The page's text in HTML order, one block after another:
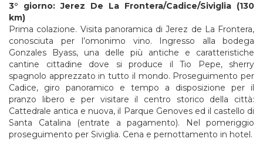
3° giorno: Jerez De La Frontera/Cadice/Siviglia (130
km)
Prima colazione. Visita panoramica di Jerez de La Frontera,
conosciuta per l’omonimo vino. Ingresso alla bodega
Gonzales Byass, una delle più antiche e caratteristiche
cantine cittadine dove si produce il Tio Pepe, sherry
spagnolo apprezzato in tutto il mondo. Proseguimento per
Cadice, giro panoramico e tempo a disposizione per il
pranzo libero e per visitare il centro storico della città:
Cattedrale antica e nuova, il Parque Genoves ed il castello di
Santa Catalina (entrate a pagamento). Nel pomeriggio
proseguimento per Siviglia. Cena e pernottamento in hotel.